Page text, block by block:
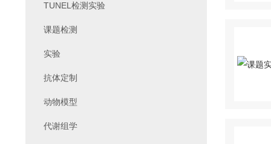
TUNEL检测实验
课题检测
实验
抗体定制
动物模型
代谢组学